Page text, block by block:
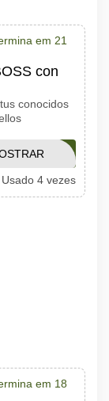
em 21
con
conocidos
VERNIQUE
CÓDIGO
Usado 4 vezes
em 18